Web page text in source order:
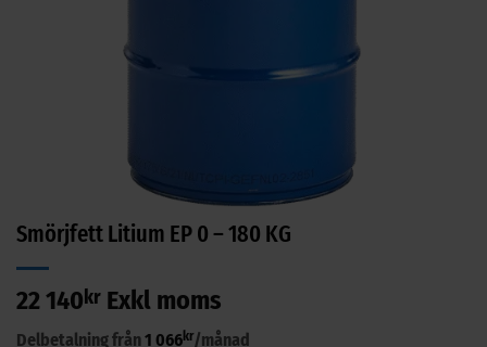
Smörjfett Litium EP 0 – 180 KG
22 140 kr Exkl moms
Delbetalning från1 066 kr/månad